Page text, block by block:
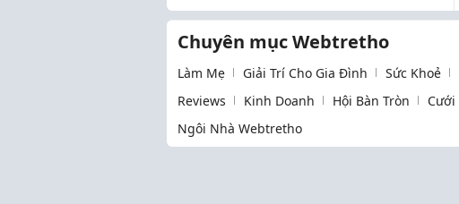
Chuyên mục Webtretho
Làm Mẹ Giải Trí Cho Gia Đình Sức Khoẻ
Reviews
Kinh Doanh Hội Bàn Tròn Cưới
Ngôi Nhà Webtretho